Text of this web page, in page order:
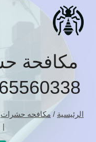
التجاوز
المحتوى
مكافحة
65560338 | شركة
الرئيسية / مكافحه حشرات
|